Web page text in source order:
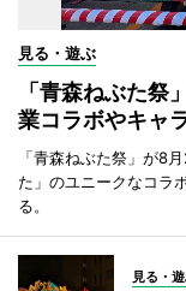
見る・遊ぶ
「青森ねぶた
業コラボやキャ
「青森ねぶた祭」が8
た」のユニークなコラ
る。
見る・